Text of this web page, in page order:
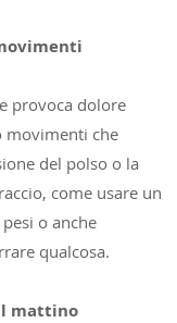
provoca dolore
movimenti che
del polso o la
come usare un
o anche
qualcosa.
mattino